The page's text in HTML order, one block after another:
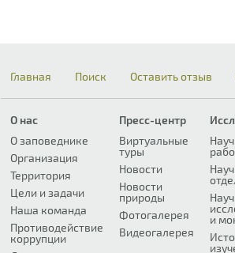
Главная Поиск Оставить отзыв
О нас
О заповеднике
Организация
Территория
Цели и задачи
Наша команда
Противодействие
коррупции
Пресс-центр
Виртуальные
туры
Новости
Новости
природы
Фотогалерея
Видеогалерея
и